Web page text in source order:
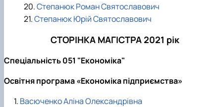
20.Степанюк Роман Святославович
21.Степанюк Юрій Святославович
СТОРІНКА МАГІСТРА 2021 рік
Спеціальність 051 "Економіка"
Освітня програма «Економіка підприємства»
Васюченко Аліна Олександрівна